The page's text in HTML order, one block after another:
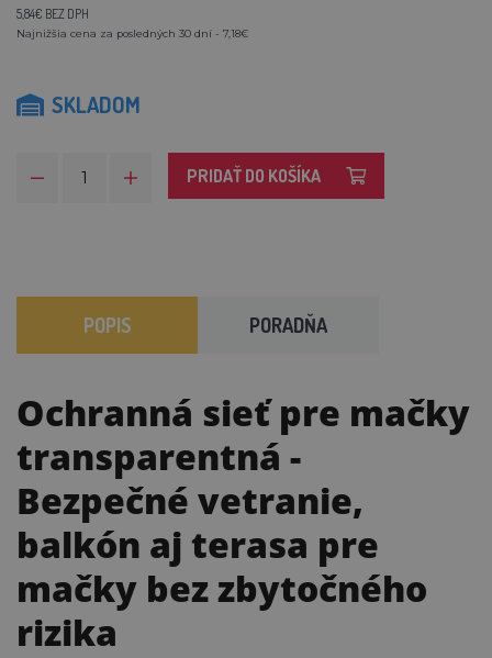
5,84€ BEZ DPH
Najnižšia cena za posledných 30 dní - 7,18€
SKLADOM
PRIDAŤ DO KOŠÍKA
POPIS PORADŇA
Ochranná sieť pre mačky
transparentná -
Bezpečné vetranie,
balkón aj terasa pre
mačky bez zbytočného
rizika